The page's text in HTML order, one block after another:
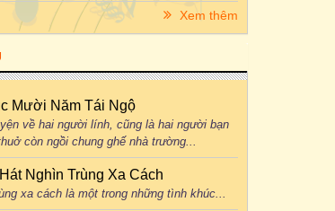
Xem thêm
Mười Năm Tái Ngộ
về hai người lính, cũng là hai người bạn
còn ngồi chung ghế nhà trường...
Nghìn Trùng Xa Cách
xa cách là một trong những tình khúc...